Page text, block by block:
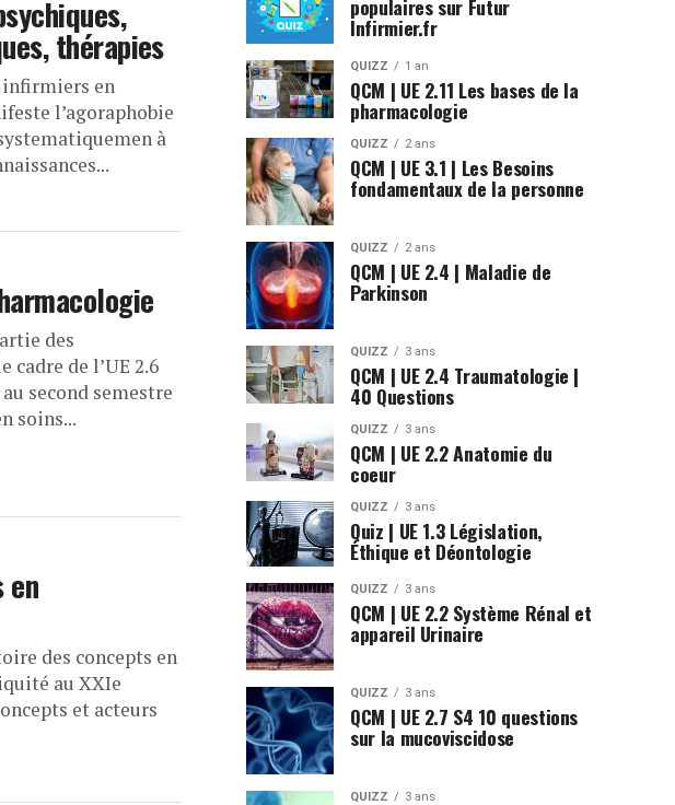
thérapies
infirmiers en
l’agoraphobie
à
des
cadre de l’UE 2.6
second semestre
soins...
en
des concepts en
au XXIe
et acteurs
populaires sur Futur
Infirmier.fr
QUIZZ 1 an
QCM | UE 2.11 Les bases de la
pharmacologie
QUIZZ 2 ans
QCM | UE 3.1 | Les Besoins
fondamentaux de la personne
QUIZZ 2 ans
QCM | UE 2.4 | Maladie de
Parkinson
QUIZZ 3 ans
QCM | UE 2.4 Traumatologie |
40 Questions
QUIZZ 3 ans
QCM | UE 2.2 Anatomie du
coeur
QUIZZ 3 ans
Quiz | UE 1.3 Législation,
Éthique et Déontologie
QUIZZ 3 ans
QCM | UE 2.2 Système Rénal et
appareil Urinaire
QUIZZ 3 ans
QCM | UE 2.7 S4 10 questions
sur la mucoviscidose
QUIZZ 3 ans